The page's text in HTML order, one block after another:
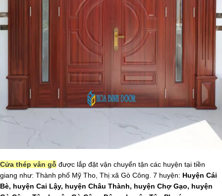
Cửa thép vân gỗ được lắp đặt vận chuyển tận các huyện tại tiền
giang như: Thành phố Mỹ Tho, Thị xã Gò Công. 7 huyện: Huyện Cái
Bè, huyện Cai Lậy, huyện Châu Thành, huyện Chợ Gạo, huyện